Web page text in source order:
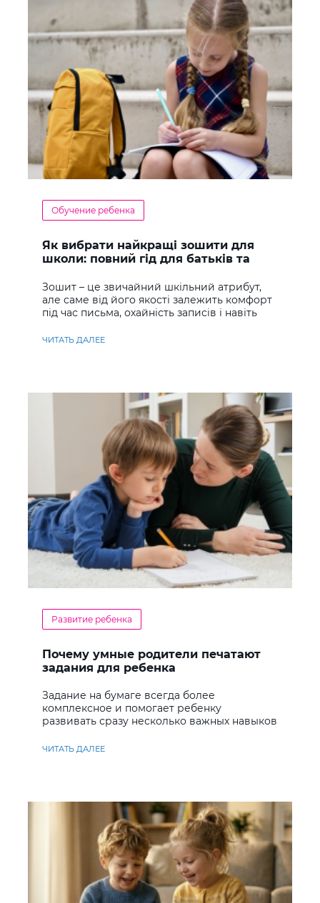
Обучение ребенка
Як вибрати найкращі зошити для
школи: повний гід для батьків та
Зошит – це звичайний шкільний атрибут,
але саме від його якості залежить комфорт
під час письма, охайність записів і навіть
ЧИТАТЬ ДАЛЕЕ
Развитие ребенка
Почему умные родители печатают
задания для ребенка
Задание на бумаге всегда более
комплексное и помогает ребенку
развивать сразу несколько важных навыков
ЧИТАТЬ ДАЛЕЕ